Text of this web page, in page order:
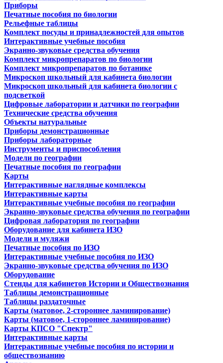
Приборы
Печатные пособия по биологии
Рельефные таблицы
Комплект посуды и принадлежностей для опытов
Интерактивные учебные пособия
Экранно-звуковые средства обучения
Комплект микропрепаратов по биологии
Комплект микропрепаратов по ботанике
Микроскоп школьный для кабинета биологии
Микроскоп школьный для кабинета биологии с
подсветкой
Цифровые лаборатории и датчики по географии
Технические средства обучения
Объекты натуральные
Приборы демонстрационные
Приборы лабораторные
Инструменты и приспособления
Модели по географии
Печатные пособия по географии
Карты
Интерактивные наглядные комплексы
Интерактивные карты
Интерактивные учебные пособия по географии
Экранно-звуковые средства обучения по географии
Цифровая лаборатория по географии
Оборудование для кабинета ИЗО
Модели и муляжи
Печатные пособия по ИЗО
Интерактивные учебные пособия по ИЗО
Экранно-звуковые средства обучения по ИЗО
Оборудование
Стенды для кабинетов Истории и Обществознания
Таблицы демонстрационные
Таблицы раздаточные
Карты (матовое, 2-стороннее ламинирование)
Карты (матовое, 1-стороннее ламинирование)
Карты КПСО "Спектр"
Интерактивные карты
Интерактивные учебные пособия по истории и
обществознанию